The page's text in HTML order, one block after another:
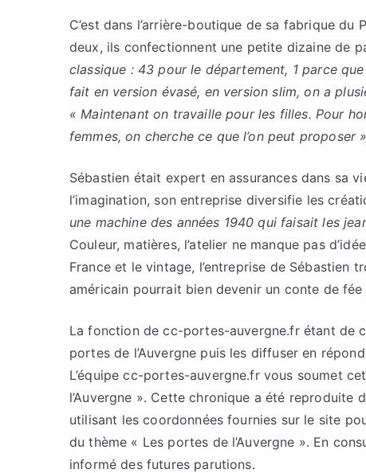
C’est dans l’arrière-boutique de sa fabrique
deux, ils confectionnent une petite dizaine de
classique : 43 pour le département, 1 parce
fait en version évasé, en version slim, on a
« Maintenant on travaille pour les filles. Pour
femmes, on cherche ce que l’on peut proposer
Sébastien était expert en assurances dans sa
l’imagination, son entreprise diversifie les
une machine des années 1940 qui faisait les
Couleur, matières, l’atelier ne manque pas
France et le vintage, l’entreprise de Sébastien
américain pourrait bien devenir un conte de
La fonction de cc-portes-auvergne.fr étant de
portes de l’Auvergne puis les diffuser en
L’équipe cc-portes-auvergne.fr vous soumet
l’Auvergne ». Cette chronique a été reproduite
utilisant les coordonnées fournies sur le site
du thème « Les portes de l’Auvergne ». En
informé des futures parutions.